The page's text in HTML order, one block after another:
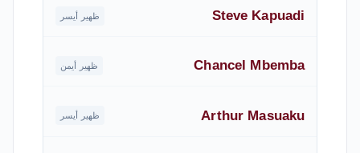
Steve Kapuadi ظهير أيسر
Chancel Mbemba ظهير أيمن
Arthur Masuaku ظهير أيسر